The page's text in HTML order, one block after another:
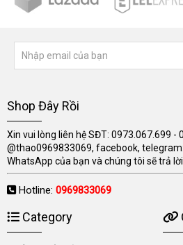
Shop Đây Rồi
Xin vui lòng liên hệ SĐT: 0973.067.699 -
@thao0969833069, facebook,
WhatsApp của bạn và chúng tôi sẽ trả
Hotline: 0969833069
Category